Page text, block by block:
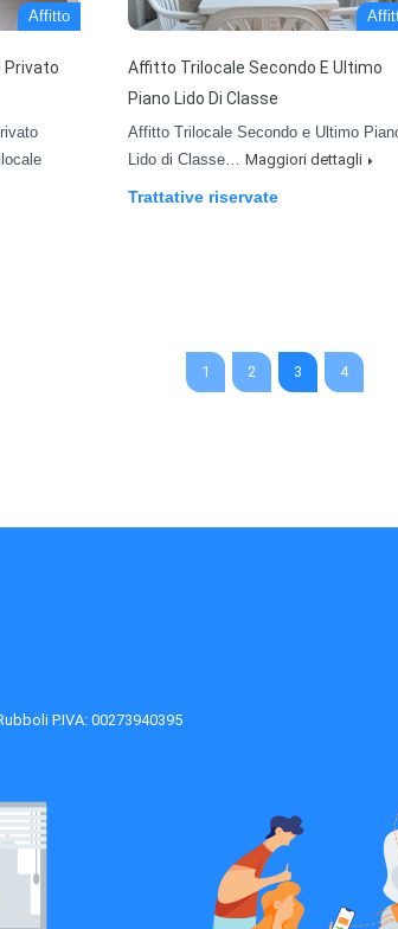
Affitto
Privato
Affitto Trilocale Secondo E Ultimo
Piano Lido Di Classe
Affitto Trilocale Secondo e Ultimo
Lido di Classe… Maggiori dettagli
Trattative riservate
1 2 3 4
P.IVA: 00273940395